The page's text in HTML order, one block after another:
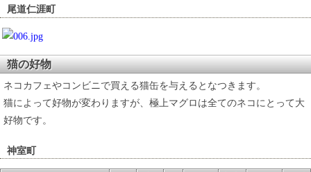
尾道仁涯町
猫の好物
ネコカフェやコンビニで買える猫缶を与えるとなつきます。
猫によって好物が変わりますが、極上マグロは全てのネコにとって大
好物です。
神室町